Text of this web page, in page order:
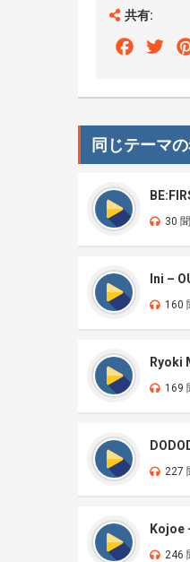
共有:
同じテーマ
30
Ini –
160
169
227
Kojoe
246